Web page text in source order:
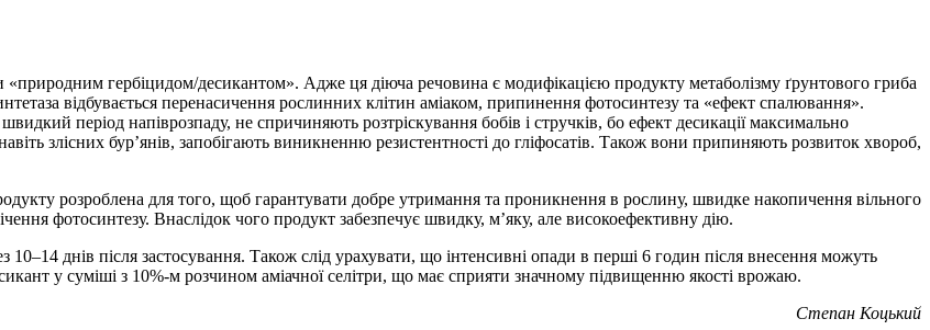
гербіцидом/десикантом». Адже ця діюча речовина є модифікацією продукту метаболізму ґрунтового гриба
відбувається перенасичення рослинних клітин аміаком, припинення фотосинтезу та «ефект спалювання».
період напіврозпаду, не спричиняють розтріскування бобів і стручків, бо ефект десикації максимально
злісних бур’янів, запобігають виникненню резистентності до гліфосатів. Також вони припиняють розвиток хвороб,
розроблена для того, щоб гарантувати добре утримання та проникнення в рослину, швидке накопичення вільного
фотосинтезу. Внаслідок чого продукт забезпечує швидку, м’яку, але високоефективну дію.
10–14 днів після застосування. Також слід урахувати, що інтенсивні опади в перші 6 годин після внесення можуть
у суміші з 10%-м розчином аміачної селітри, що має сприяти значному підвищенню якості врожаю.
Степан Коцький